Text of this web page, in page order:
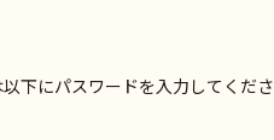
下にパスワードを入力してくださ